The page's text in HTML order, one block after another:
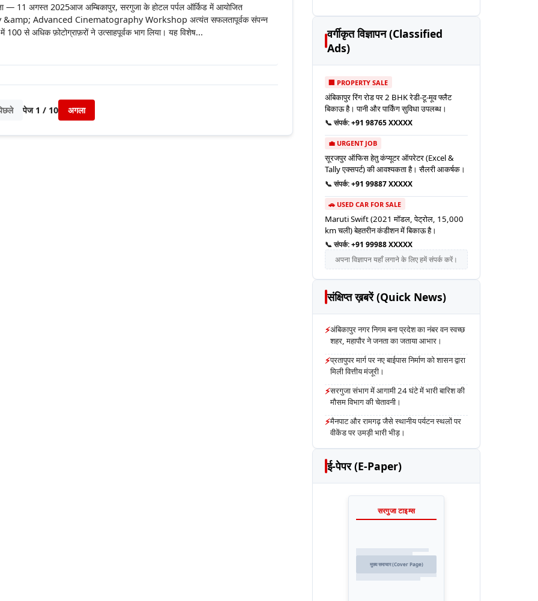
— 11 अगस्त 2025आज अम्बिकापुर, सरगुजा के होटल पर्पल ऑर्किड में आयोजित
Advanced Cinematography Workshop अत्यंत सफलतापूर्वक संपन्न
100 से अधिक फ़ोटोग्राफ़रों ने उत्साहपूर्वक भाग लिया। यह विशेष...
पेज 1 / 10 अगला
वर्गीकृत विज्ञापन (Classified
Ads)
🏢 PROPERTY SALE
अंबिकापुर रिंग रोड पर 2 BHK रेडी-टू-मूव फ्लैट
बिकाऊ है। पानी और पार्किंग सुविधा उपलब्ध।
📞 संपर्क:+91 98765 XXXXX
💼 URGENT JOB
सूरजपुर ऑफिस हेतु कंप्यूटर ऑपरेटर (Excel &
Tally एक्सपर्ट) की आवश्यकता है। सैलरी आकर्षक।
📞 संपर्क:+91 99887 XXXXX
🚗 USED CAR FOR SALE
Maruti Swift (2021 मॉडल, पेट्रोल, 15,000
km चली) बेहतरीन कंडीशन में बिकाऊ है।
📞 संपर्क:+91 99988 XXXXX
अपना विज्ञापन यहाँ लगाने के लिए हमें संपर्क करें।
संक्षिप्त ख़बरें (Quick News)
⚡अंबिकापुर नगर निगम बना प्रदेश का नंबर वन स्वच्छ
शहर, महापौर ने जनता का जताया आभार।
⚡प्रतापुपर मार्ग पर नए बाईपास निर्माण को शासन द्वारा
मिली वित्तीय मंजूरी।
⚡सरगुजा संभाग में आगामी 24 घंटे में भारी बारिश की
मौसम विभाग की चेतावनी।
⚡मैनपाट और रामगढ़ जैसे स्थानीय पर्यटन स्थलों पर
वीकेंड पर उमड़ी भारी भीड़।
ई-पेपर (E-Paper)
सरगुजा टाइम्स
मुख्य समाचार (Cover Page)